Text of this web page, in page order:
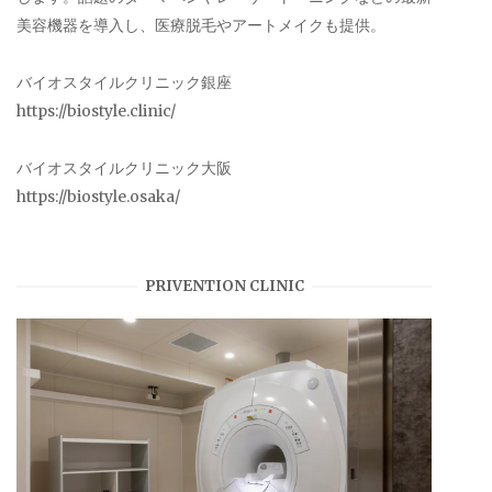
美容機器を導入し、医療脱毛やアートメイクも提供。
バイオスタイルクリニック銀座
https://biostyle.clinic/
バイオスタイルクリニック大阪
https://biostyle.osaka/
PRIVENTION CLINIC